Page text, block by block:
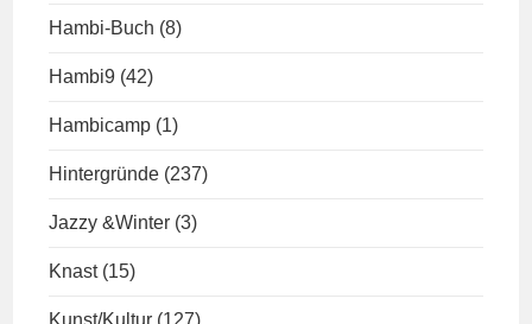
Hambi-Buch (8)
Hambi9 (42)
Hambicamp (1)
Hintergründe (237)
Jazzy &Winter (3)
Knast (15)
Kunst/Kultur (127)